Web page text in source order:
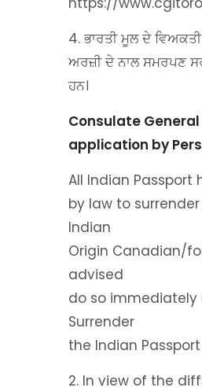
4. ਭਾਰਤੀ ਮੂਲ ਦੇ
ਅਰਜ਼ੀ ਦੇ ਨਾਲ ਸਮਰਪਣ
ਹਨ।
Consulate
application by
All Indian
by law to
Indian
Origin Canadian/
advised
do so immediately
Surrender
the Indian
2. In view of the